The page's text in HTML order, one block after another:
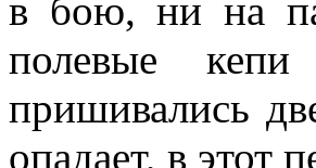
в бою, ни на
полевые
пришивались
опадает, в этот